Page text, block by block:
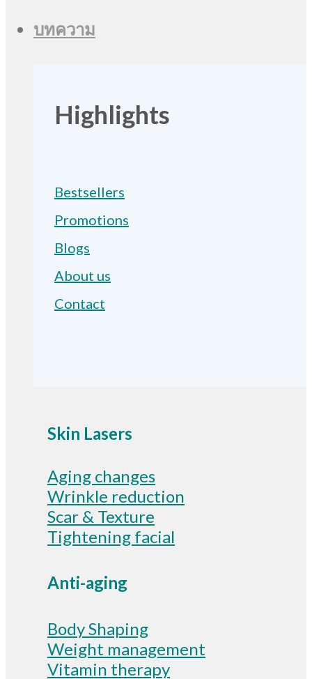
บทความ
Highlights
Bestsellers
Promotions
Blogs
About us
Contact
Skin Lasers
Aging changes
Wrinkle reduction
Scar & Texture
Tightening facial
Anti-aging
Body Shaping
Weight management
Vitamin therapy